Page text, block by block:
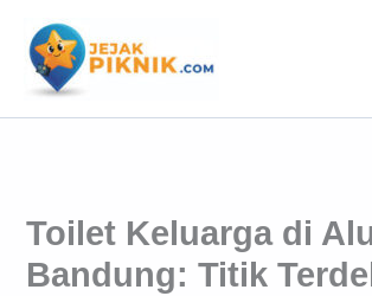
konten
Toilet Keluarga di
Bandung: Titik